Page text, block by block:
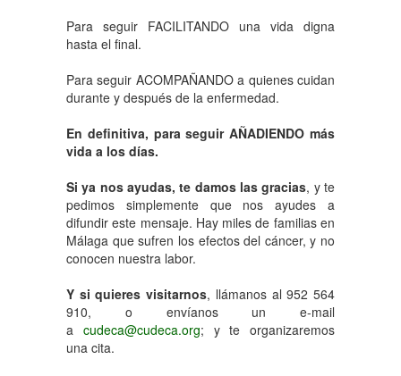
Para seguir FACILITANDO una vida digna
hasta el final.
Para seguir ACOMPAÑANDO a quienes cuidan
durante y después de la enfermedad.
En definitiva, para seguir AÑADIENDO más
vida a los días.
Si ya nos ayudas, te damos las gracias, y te
pedimos simplemente que nos ayudes a
difundir este mensaje. Hay miles de familias en
Málaga que sufren los efectos del cáncer, y no
conocen nuestra labor.
Y si quieres visitarnos, llámanos al 952 564
910, o envíanos un e-mail
a cudeca@cudeca.org; y te organizaremos
una cita.